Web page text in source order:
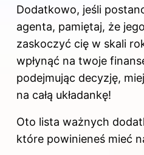
Dodatkowo, jeśli
agenta, pamiętaj, że
zaskoczyć cię w skali
wpłynąć na twoje
podejmując decyzję,
na całą układankę!
Oto lista ważnych
które powinieneś mieć